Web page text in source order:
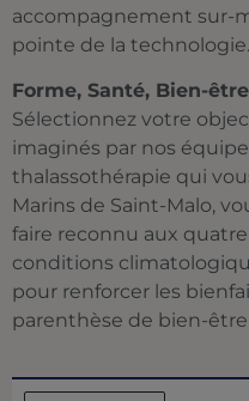
accompagnement sur-
pointe de la technologie.
Forme, Santé, Bien-
Sélectionnez votre
imaginés par nos
thalassothérapie qui
Marins de Saint-Malo,
faire reconnu aux
conditions
pour renforcer les
parenthèse de bien-